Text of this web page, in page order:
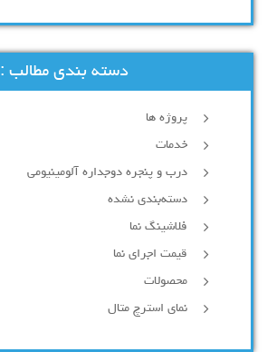
دسته بندی مطالب :
پروژه ها
خدمات
درب و پنجره دوجداره آلومینیومی
دسته‌بندی نشده
فلاشینگ نما
قیمت اجرای نما
محصولات
نمای استرچ متال